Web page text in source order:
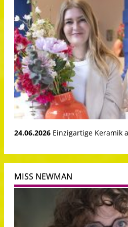
24.06.2026 Einzigartige Keramik
MISS NEWMAN